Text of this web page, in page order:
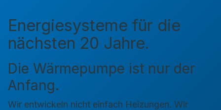
Energiesysteme für die
nächsten 20 Jahre.
Die Wärmepumpe ist nur der
Anfang.
Wir entwickeln nicht einfach Heizungen. Wir